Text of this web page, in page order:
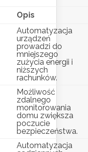
Opis
Automatyzacja
urządzeń
prowadzi do
mniejszego
zużycia energii i
niższych
rachunków.
Możliwość
zdalnego
monitorowania
domu zwiększa
poczucie
bezpieczeństwa.
Automatyzacja